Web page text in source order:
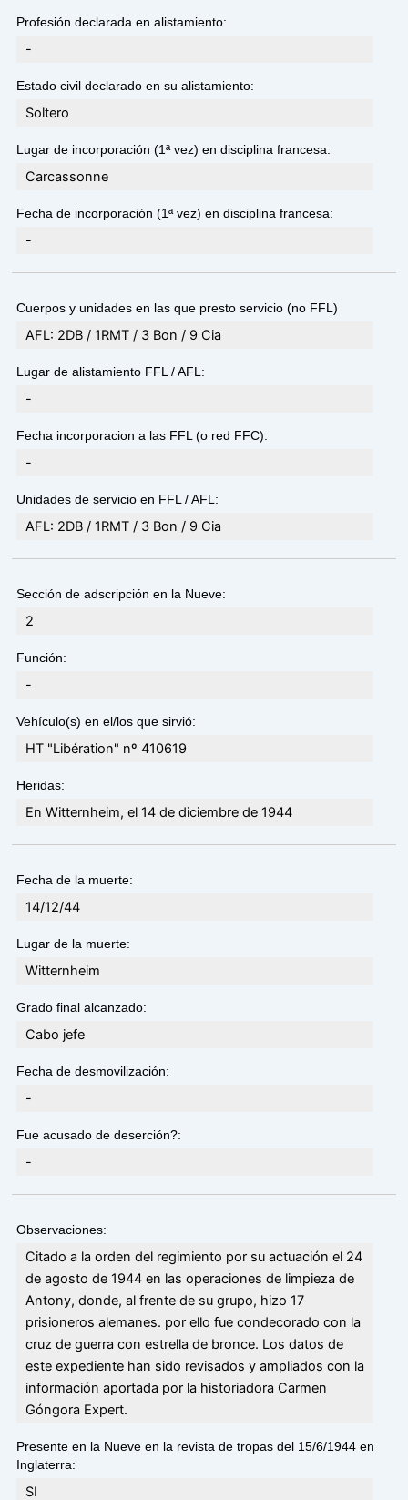
Profesión declarada en alistamiento:
-
Estado civil declarado en su alistamiento:
Soltero
Lugar de incorporación (1ª vez) en disciplina francesa:
Carcassonne
Fecha de incorporación (1ª vez) en disciplina francesa:
-
Cuerpos y unidades en las que presto servicio (no FFL)
AFL: 2DB / 1RMT / 3 Bon / 9 Cia
Lugar de alistamiento FFL / AFL:
-
Fecha incorporacion a las FFL (o red FFC):
-
Unidades de servicio en FFL / AFL:
AFL: 2DB / 1RMT / 3 Bon / 9 Cia
Sección de adscripción en la Nueve:
2
Función:
-
Vehículo(s) en el/los que sirvió:
HT "Libération" nº 410619
Heridas:
En Witternheim, el 14 de diciembre de 1944
Fecha de la muerte:
14/12/44
Lugar de la muerte:
Witternheim
Grado final alcanzado:
Cabo jefe
Fecha de desmovilización:
-
Fue acusado de deserción?:
-
Observaciones:
Citado a la orden del regimiento por su actuación el 24
de agosto de 1944 en las operaciones de limpieza de
Antony, donde, al frente de su grupo, hizo 17
prisioneros alemanes. por ello fue condecorado con la
cruz de guerra con estrella de bronce. Los datos de
este expediente han sido revisados y ampliados con la
información aportada por la historiadora Carmen
Góngora Expert.
Presente en la Nueve en la revista de tropas del 15/6/1944 en
Inglaterra:
SI